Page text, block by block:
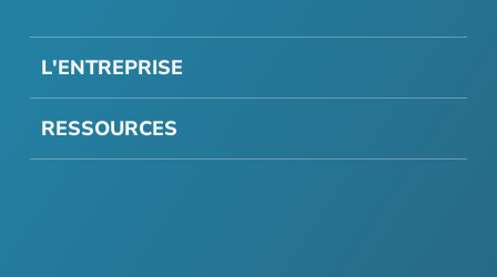
L'ENTREPRISE
RESSOURCES